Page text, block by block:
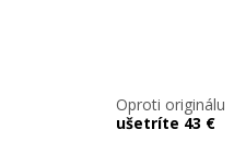
Oproti originálu
ušetríte 43 €